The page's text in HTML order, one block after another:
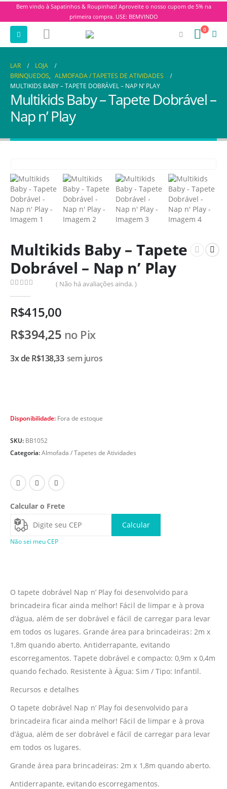
Bem vindo à Sapatinhos & Roupinhas! Aproveite o nosso cupom de 5% na
primeira compra. USE: BEMVINDO
0
LAR
LOJA
BRINQUEDOS, ALMOFADA / TAPETES DE ATIVIDADES
MULTIKIDS BABY – TAPETE DOBRÁVEL – NAP N’ PLAY
Multikids Baby – Tapete Dobrável –
Nap n’ Play
Multikids Baby – Tapete
Dobrável – Nap n’ Play
( Não há avaliações ainda. )
R$415,00
R$394,25 no Pix
3x deR$138,33 sem juros
Disponibilidade: Fora de estoque
SKU: BB1052
Categoria:Almofada / Tapetes de Atividades
Calcular o Frete
Calcular
Não sei meu CEP
O tapete dobrável Nap n’ Play foi desenvolvido para
brincadeira ficar ainda melhor! Fácil de limpar e à prova
d’água, além de ser dobrável e fácil de carregar para levar
em todos os lugares. Grande área para brincadeiras: 2m x
1,8m quando aberto. Antiderrapante, evitando
escorregamentos. Tapete dobrável e compacto: 0,9m x 0,4m
quando fechado. Resistente à Água: Sim / Tipo: Infantil.
Recursos e detalhes
O tapete dobrável Nap n’ Play foi desenvolvido para
brincadeira ficar ainda melhor! Fácil de limpar e à prova
d’água, além de ser dobrável e fácil de carregar para levar
em todos os lugares.
Grande área para brincadeiras: 2m x 1,8m quando aberto.
Antiderrapante, evitando escorregamentos.